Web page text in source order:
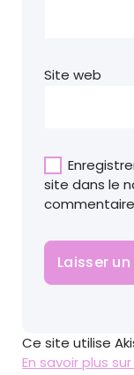
Site web
site dans le
Ce site utilise
En savoir plus